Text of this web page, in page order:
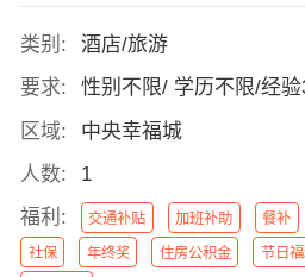
类别:
酒店/旅游
要求:
性别不限/ 学历不限/经
区域:
中央幸福城
人数:
1
福利:
交通补贴 加班补助 餐补
社保 年终奖 住房公积金 节日福